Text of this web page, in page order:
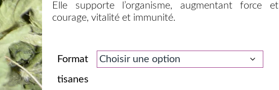
Elle supporte l’organisme, augmentant force et
courage, vitalité et immunité.
Format
tisanes